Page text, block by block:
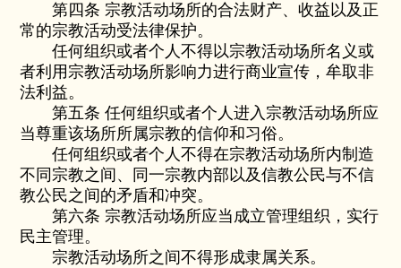
第四条 宗教活动场所的合法财产、收益以及正
常的宗教活动受法律保护。
任何组织或者个人不得以宗教活动场所名义或
者利用宗教活动场所影响力进行商业宣传，牟取非
法利益。
第五条 任何组织或者个人进入宗教活动场所应
当尊重该场所所属宗教的信仰和习俗。
任何组织或者个人不得在宗教活动场所内制造
不同宗教之间、同一宗教内部以及信教公民与不信
教公民之间的矛盾和冲突。
第六条 宗教活动场所应当成立管理组织，实行
民主管理。
宗教活动场所之间不得形成隶属关系。